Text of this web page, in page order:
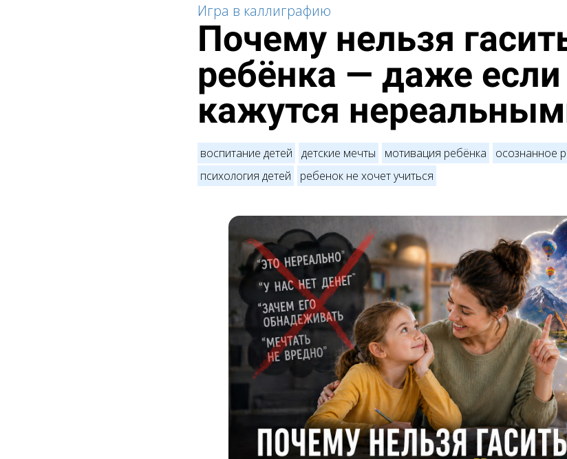
Игра в каллиграфию
Почему нельзя
ребёнка — даже если
кажутся
воспитание детей детские мечты мотивация ребёнка
осознанное
психология детей
ребенок не хочет учиться